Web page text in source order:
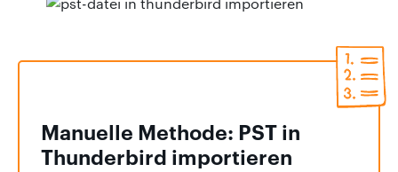
Manuelle Methode: PST in
Thunderbird importieren